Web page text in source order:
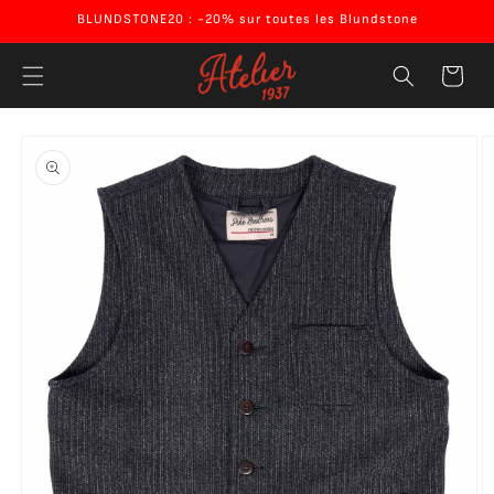
passer au
contenu
BLUNDSTONE20 : -20% sur toutes les Blundstone
Panier
informations
produits